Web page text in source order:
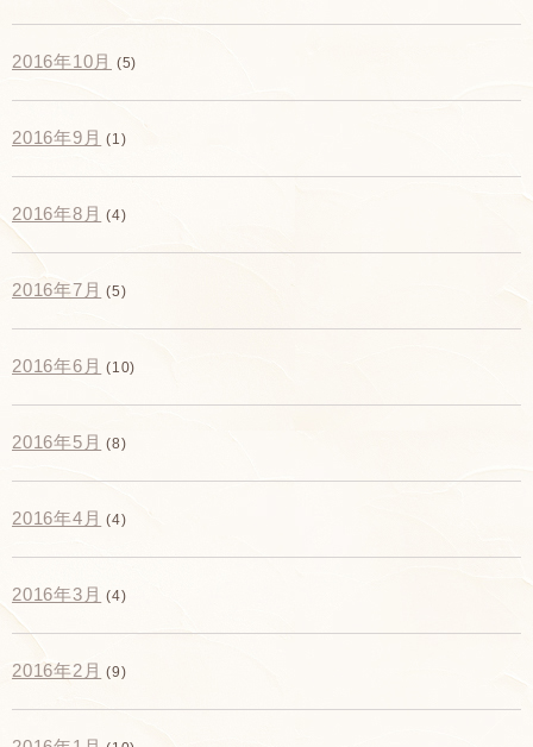
2016年10月 (5)
2016年9月 (1)
2016年8月 (4)
2016年7月 (5)
2016年6月 (10)
2016年5月 (8)
2016年4月 (4)
2016年3月 (4)
2016年2月 (9)